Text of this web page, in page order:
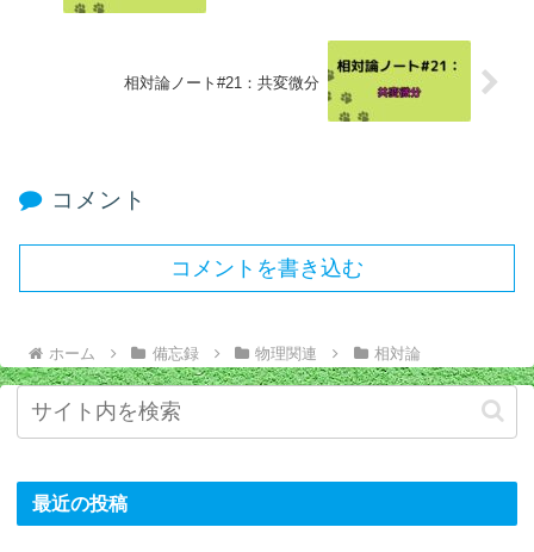
相対論ノート#21：共変微分
コメント
コメントを書き込む
ホーム 備忘録 物理関連 相対論
最近の投稿